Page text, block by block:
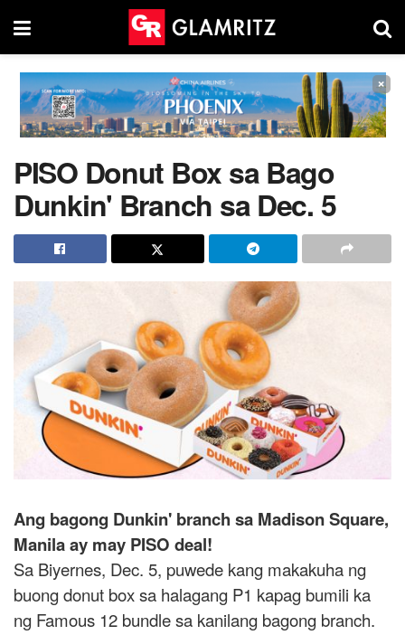
×
PISO Donut Box sa Bago
Dunkin' Branch sa Dec. 5
Ang bagong Dunkin' branch sa Madison Square,
Manila ay may PISO deal!
Sa Biyernes, Dec. 5, puwede kang makakuha ng
buong donut box sa halagang P1 kapag bumili ka
ng Famous 12 bundle sa kanilang bagong branch.